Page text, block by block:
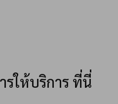
รให้บริการ ที่นี่